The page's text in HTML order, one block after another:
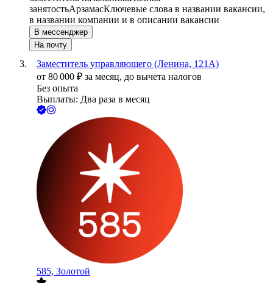
занятостьАрзамасКлючевые слова в названии вакансии,
в названии компании и в описании вакансии
В мессенджер
На почту
Заместитель управляющего (Ленина, 121А)
от 80 000 ₽ за месяц, до вычета налогов
Без опыта
Выплаты: Два раза в месяц
585, Золотой